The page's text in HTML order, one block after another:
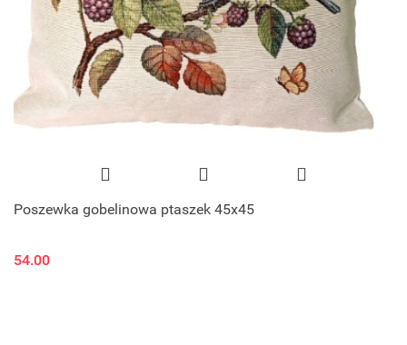
Poszewka gobelinowa ptaszek 45x45
54.00